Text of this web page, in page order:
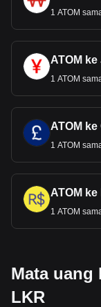
1 ATOM
ATOM ke
1 ATOM
ATOM ke
1 ATOM
ATOM
1 ATOM
Mata
LKR